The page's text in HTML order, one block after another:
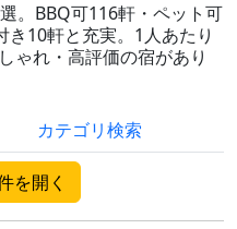
。BBQ可116軒・ペット可
10軒と充実。1人あたり
ゃれ・高評価の宿があり
カテゴリ検索
を開く